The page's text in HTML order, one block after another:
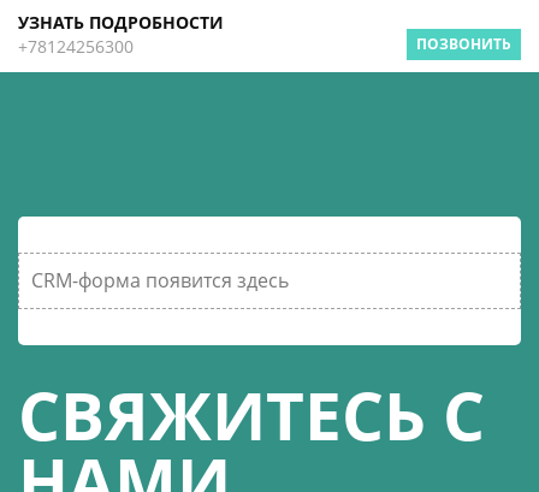
УЗНАТЬ ПОДРОБНОСТИ
+78124256300
ПОЗВОНИТЬ
CRM-форма появится здесь
СВЯЖИТЕСЬ С